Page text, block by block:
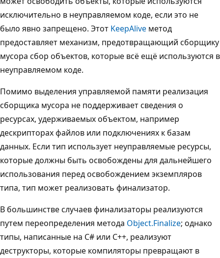
исключительно в неуправляемом коде, если это не
было явно запрещено. Этот KeepAlive метод
предоставляет механизм, предотвращающий сборщику
мусора сбор объектов, которые всё ещё используются в
неуправляемом коде.
Помимо выделения управляемой памяти реализация
сборщика мусора не поддерживает сведения о
ресурсах, удерживаемых объектом, например
дескрипторах файлов или подключениях к базам
данных. Если тип использует неуправляемые ресурсы,
которые должны быть освобождены для дальнейшего
использования перед освобождением экземпляров
типа, тип может реализовать финализатор.
В большинстве случаев финализаторы реализуются
путем переопределения метода Object.Finalize; однако
типы, написанные на C# или C++, реализуют
деструкторы, которые компиляторы превращают в